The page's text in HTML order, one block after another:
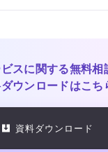
スに関する無料相
ウンロードはこち
資料ダウンロード